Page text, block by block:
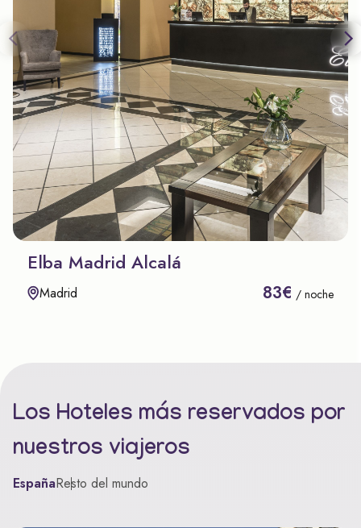
Elba Madrid Alcalá
Madrid 83€ / noche
Los Hoteles más reservados por
nuestros viajeros
EspañaResto del mundo